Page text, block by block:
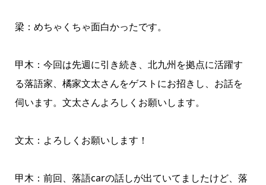
梁：めちゃくちゃ面白かったです。
甲木：今回は先週に引き続き、北九州を拠点に活躍す
る落語家、橘家文太さんをゲストにお招きし、お話を
伺います。文太さんよろしくお願いします。
文太：よろしくお願いします！
甲木：前回、落語carの話しが出ていてましたけど、落